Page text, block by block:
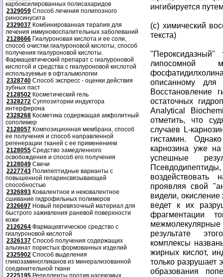
карбоксилированных полисахаридов
2329059 Способ лечения полипозного
риносинусита
2329037 Комбинированная терапия для
лечения иммуновоспалительных заболеваний
2128666 Гиалуроновая кислота и ее соли,
способ очистки гиалуроновой кислоты, способ
получения гиалуроновой кислоты.
Фармацевтический препарат с гиалуроновой
кислотой и средства с гиалуроновой кислотой
используемые в офтальмологии
2328740 Способ экспресс - оценки действия
зубных паст
2128502 Косметический гель
2328272 Суппозитории индуктора
интерферона
2328268 Косметика содержащая амфолитный
сополимер
2128057 Композиционная мембрана, способ
ее получения и способ направленной
регенерации тканей с ее применением
2128055 Средство замедленного
освобождения и способ его получения
2128049 Свечи
2227743 Полипептидные варианты с
повышенной гепаринсвязывающей
способностью
2326893 Ковалентное и нековалентное
сшивание гидрофильных полимеров
2326697 Новый перевязочный материал для
быстрого заживления раневой поверхности
кожи
2126264 Фармацевтическое средство с
гиалуроновой кислотой
2326137 Способ получения содержащих
альгинат пористых формованных изделий
2325902 Способ выделения
гликозаминогликанов из минерализованной
соединительной ткани
2225195 Репелленты против насекомых
ингибируется
(с) химический
текста)
липосомной
описанному для
Восстановление
остаточных
Analytical
отметить, что
случаев L-
гистамин.
карнозина уже
успешные
воздействовать
проявляя свой
видели,
ведет к их
фрагментации
результате
комплексы
жирных кислот,
только разрушает
образования